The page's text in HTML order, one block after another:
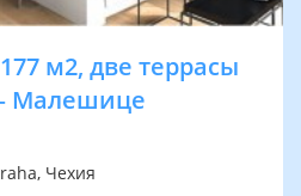
м2, две террасы
Малешице
Чехия